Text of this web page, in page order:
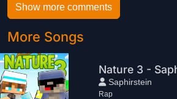
Show more comments
More Songs
Nature 3 -
Saphirstein
Rap